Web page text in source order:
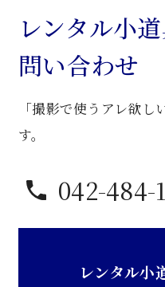
洋
服
箪
個
レンタル小
問い合わせ
「撮影で使うアレ欲
す。
042-484-
レンタル小